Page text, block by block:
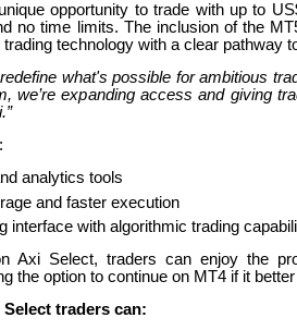
opportunity to trade with up to
no time limits. The inclusion of the
technology with a clear pathway
what's possible for ambitious
we’re expanding access and giving
analytics tools
and faster execution
interface with algorithmic trading
Axi Select, traders can enjoy the
the option to continue on MT4 if it
traders can: